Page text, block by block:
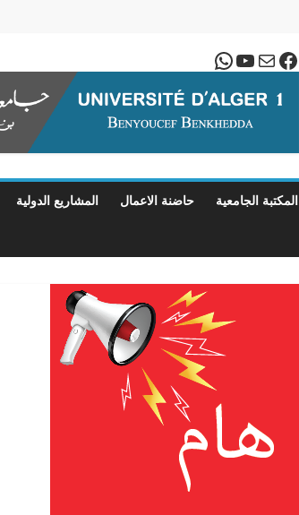
فيسبوك
بريديوتيوبواتساب
المكتبة الجامعية حاضنة الاعمال المشاريع الدولية